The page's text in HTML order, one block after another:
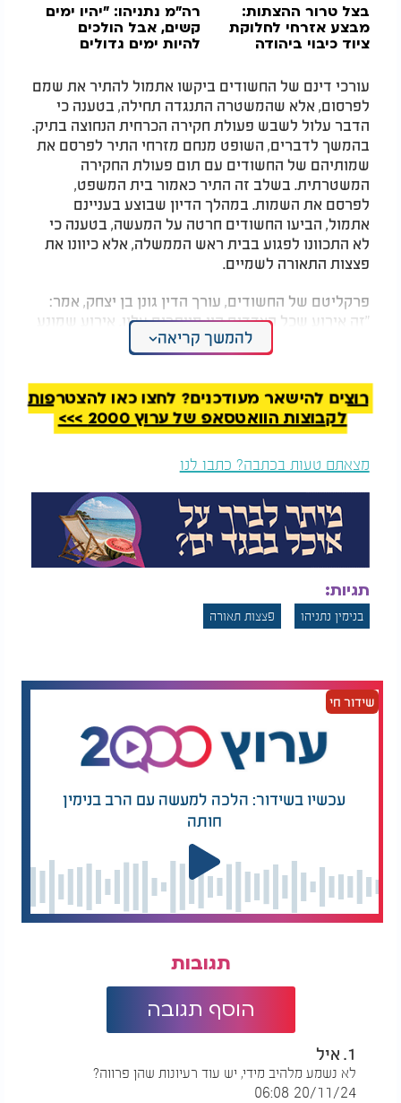
בצל טרור ההצתות:
מבצע אזרחי לחלוקת
ציוד כיבוי ביהודה
רה"מ נתניהו: "יהיו ימים
קשים, אבל הולכים
להיות ימים גדולים
עורכי דינם של החשודים ביקשו אתמול להתיר את שמם
לפרסום, אלא שהמשטרה התנגדה תחילה, בטענה כי
הדבר עלול לשבש פעולת חקירה הכרחית הנחוצה בתיק.
בהמשך לדברים, השופט מנחם מזרחי התיר לפרסם את
שמותיהם של החשודים עם תום פעולת החקירה
המשטרתית. בשלב זה התיר כאמור בית המשפט,
לפרסם את השמות. במהלך הדיון שבוצע בעניינם
אתמול, הביעו החשודים חרטה על המעשה, בטענה כי
לא התכוונו לפגוע בבית ראש הממשלה, אלא כיוונו את
פצצות התאורה לשמיים.
פרקליטם של החשודים, עורך הדין גונן בן יצחק, אמר:
"זה אירוע שכל הצדדים היו מוותרים עליו. אירוע שמונע
מהרבה מאוד התלהמות ולחצים שאין בינם לבין האירוע
הנחקר ממש. ראש הממשלה לא היה בקיסריה". לדבריו,
מדובר באנשים נורמטיביים לחלוטין. עוד הוסיף כי "גם
אם נניח לרגע שאותם חשודים קשורים במישרין לאירוע
בסוף מדובר באירוע שבו מפגינים במהלך הפגנה
בדיונות של קיסריה ירו שני זיקוקים לאוויר. הם לא כיוונו
לבית ראש הממשלה".
להמשך קריאה
רוצים להישאר מעודכנים? לחצו כאן להצטרפות
לקבוצות הוואטסאפ של ערוץ 2000 >>>
מצאתם טעות בכתבה? כתבו לנו
תגיות:
בנימין נתניהו פצצות תאורה
שידור חי
עכשיו בשידור: הלכה למעשה עם הרב בנימין
חותה
תגובות
הוסף תגובה
1. איל
לא נשמע מלהיב מידי, יש עוד רעיונות שהן פרווה?
20/11/24 06:08